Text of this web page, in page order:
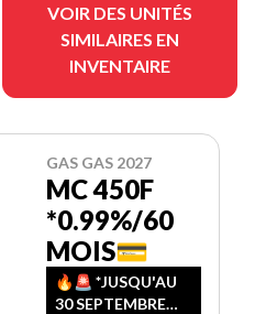
VOIR DES UNITÉS
SIMILAIRES EN
INVENTAIRE
GAS GAS 2027
MC 450F
*0.99%/60
MOIS💳
🔥🚨️ *JUSQU'AU
30 SEPTEMBRE